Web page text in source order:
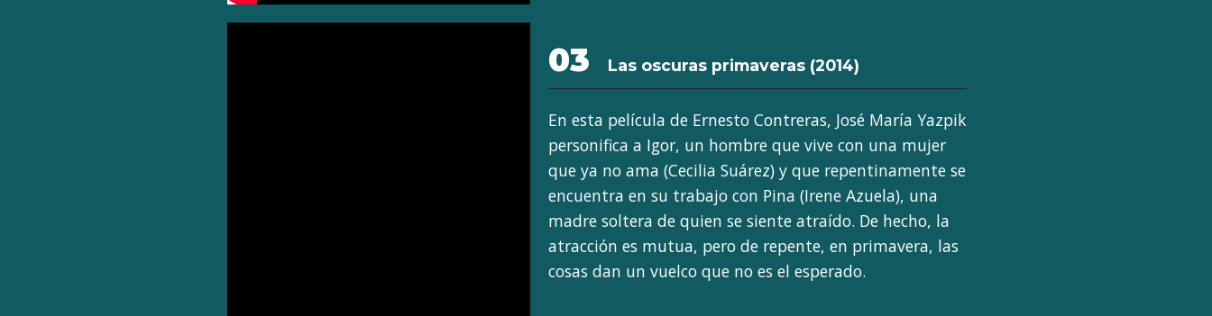
03 Las oscuras primaveras (2014)
En esta película de Ernesto Contreras, José María Yazpik
personifica a Igor, un hombre que vive con una mujer
que ya no ama (Cecilia Suárez) y que repentinamente se
encuentra en su trabajo con Pina (Irene Azuela), una
madre soltera de quien se siente atraído. De hecho, la
atracción es mutua, pero de repente, en primavera, las
cosas dan un vuelco que no es el esperado.